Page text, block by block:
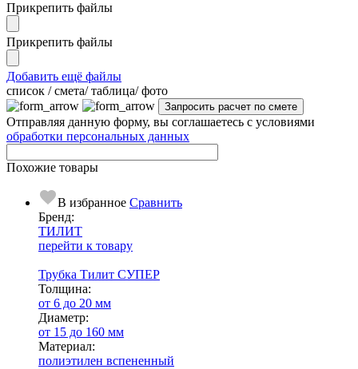
Прикрепить файлы
Прикрепить файлы
Добавить ещё файлы
cписок / смета/ таблица/ фото
Отправляя данную форму, вы соглашаетесь с условиями
обработки персональных данных
Похожие товары
В избранное Сравнить
Бренд:
ТИЛИТ
перейти к товару
Трубка Тилит СУПЕР
Тол­щи­на:
от 6 до 20 мм
Диаметр:
от 15 до 160 мм
Ма­­те­­ри­­ал:
полиэтилен вспененный